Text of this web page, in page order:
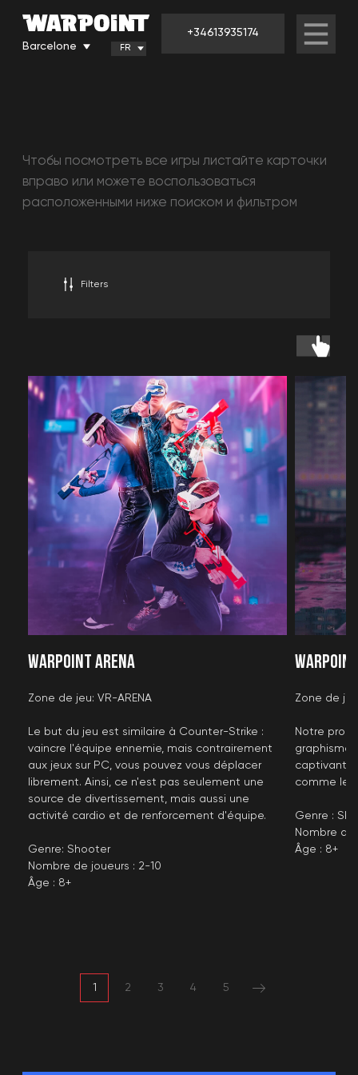
Barcelone
Filters
WARPOINT ARENA
Zone de jeu: VR-ARENA
Le but du jeu est similaire à Counter-Strike :
vaincre l'équipe ennemie, mais contrairement
aux jeux sur PC, vous pouvez vous déplacer
librement. Ainsi, ce n'est pas seulement une
source de divertissement, mais aussi une
activité cardio et de renforcement d'équipe.
Genre: Shooter
Nombre de joueurs : 2-10
Âge : 8+
Zone de
Notre
captivants.
comme les
Genre :
Nombre de
Âge : 8+
1 2 3 4 5
Réserver
+49